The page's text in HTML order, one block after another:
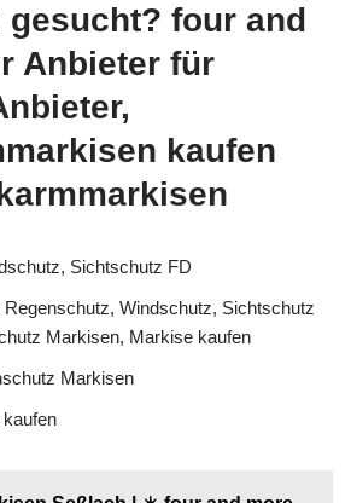
gesucht? four and
Anbieter für
kaufen
Sichtschutz FD
Windschutz, Sichtschutz
Markisen, Markise kaufen
Markisen